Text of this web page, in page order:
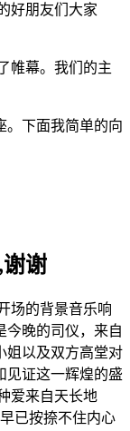
好朋友们大家
帷幕。我们的主
。下面我简单的向
谢
场的背景音乐响
今晚的司仪，来自
姐以及双方高堂对
见证这一辉煌的盛
爱来自天长地
已按捺不住内心